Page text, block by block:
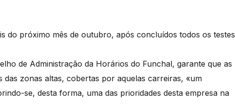
do próximo mês de outubro, após concluídos todos os testes
de Administração da Horários do Funchal, garante que as
das zonas altas, cobertas por aquelas carreiras, «um
se, desta forma, uma das prioridades desta empresa na